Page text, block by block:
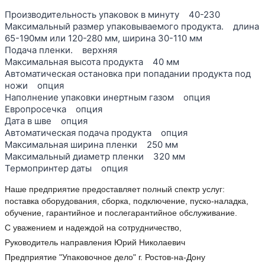
Производительность упаковок в минуту 40-230
Максимальный размер упаковываемого продукта. длина
65-190мм или 120-280 мм, ширина 30-110 мм
Подача пленки. верхняя
Максимальная высота продукта 40 мм
Автоматическая остановка при попадании продукта под
ножи опция
Наполнение упаковки инертным газом опция
Европросечка опция
Дата в шве опция
Автоматическая подача продукта опция
Максимальная ширина пленки 250 мм
Максимальный диаметр пленки 320 мм
Термопринтер даты опция
Наше предприятие предоставляет полный спектр услуг:
поставка оборудования, сборка, подключение, пуско-наладка,
обучение, гарантийное и послегарантийное обслуживание.
С уважением и надеждой на сотрудничество,
Руководитель направления Юрий Николаевич
Предприятие "Упаковочное дело" г. Ростов-на-Дону